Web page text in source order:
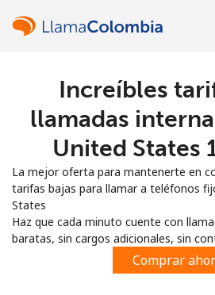
Regístrate con
o
Increíbles
llamadas
United States
La mejor oferta para mantenerte en
tarifas bajas para llamar a teléfonos
States
Haz que cada minuto cuente con
baratas, sin cargos adicionales, sin
Comprar